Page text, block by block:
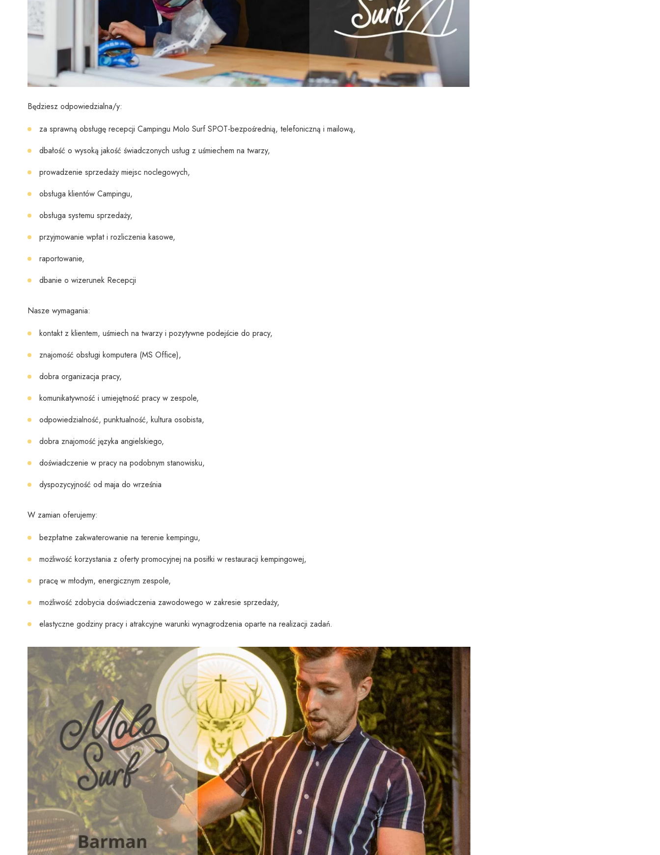
Będziesz odpowiedzialna/y:
za sprawną obsługę recepcji Campingu Molo Surf SPOT-bezpośrednią, telefoniczną i mailową,
dbałość o wysoką jakość świadczonych usług z uśmiechem na twarzy,
prowadzenie sprzedaży miejsc noclegowych,
obsługa klientów Campingu,
obsługa systemu sprzedaży,
przyjmowanie wpłat i rozliczenia kasowe,
raportowanie,
dbanie o wizerunek Recepcji
Nasze wymagania:
kontakt z klientem, uśmiech na twarzy i pozytywne podejście do pracy,
znajomość obsługi komputera (MS Office),
dobra organizacja pracy,
komunikatywność i umiejętność pracy w zespole,
odpowiedzialność, punktualność, kultura osobista,
dobra znajomość języka angielskiego,
doświadczenie w pracy na podobnym stanowisku,
dyspozycyjność od maja do września
W zamian oferujemy:
bezpłatne zakwaterowanie na terenie kempingu,
możliwość korzystania z oferty promocyjnej na posiłki w restauracji kempingowej,
pracę w młodym, energicznym zespole,
możliwość zdobycia doświadczenia zawodowego w zakresie sprzedaży,
elastyczne godziny pracy i atrakcyjne warunki wynagrodzenia oparte na realizacji zadań.